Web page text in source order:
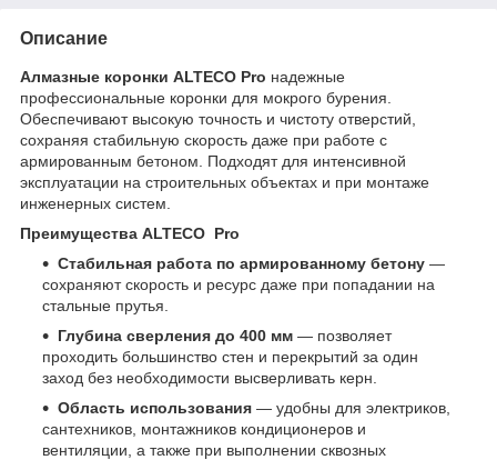
Описание
Алмазные коронки ALTECO Pro надежные
профессиональные коронки для мокрого бурения.
Обеспечивают высокую точность и чистоту отверстий,
сохраняя стабильную скорость даже при работе с
армированным бетоном. Подходят для интенсивной
эксплуатации на строительных объектах и при монтаже
инженерных систем.
Преимущества ALTECO Pro
Стабильная работа по армированному бетону —
сохраняют скорость и ресурс даже при попадании на
стальные прутья.
Глубина сверления до 400 мм — позволяет
проходить большинство стен и перекрытий за один
заход без необходимости высверливать керн.
Область использования — удобны для электриков,
сантехников, монтажников кондиционеров и
вентиляции, а также при выполнении сквозных